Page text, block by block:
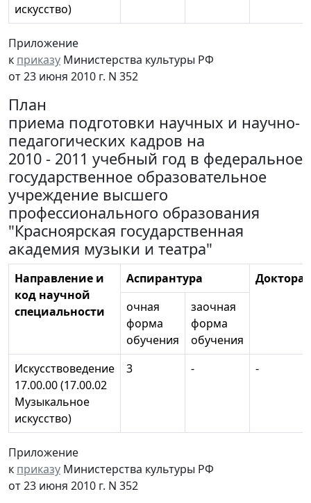
искусство)
Приложение
к приказу Министерства культуры РФ
от 23 июня 2010 г. N 352
План
приема подготовки научных и научно-
педагогических кадров на
2010 - 2011 учебный год в федеральное
государственное образовательное
учреждение высшего
профессионального образования
"Красноярская государственная
академия музыки и театра"
Направление и
код научной
специальности
Аспирантура
очная
форма
обучения
заочная
форма
обучения
Искусствоведение
17.00.00 (17.00.02
Музыкальное
искусство)
3 - -
Приложение
к приказу Министерства культуры РФ
от 23 июня 2010 г. N 352